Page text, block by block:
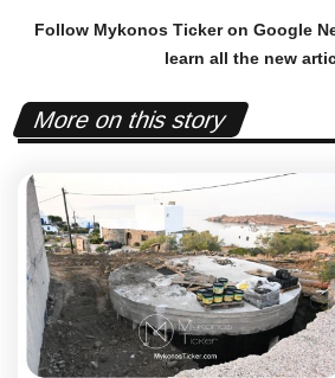
Follow Mykonos Ticker on Google
learn all the new
More on this story